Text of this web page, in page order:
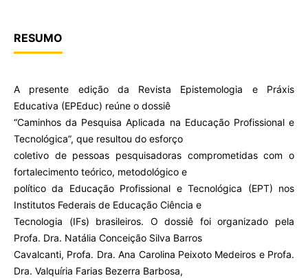
RESUMO
A presente edição da Revista Epistemologia e Práxis
Educativa (EPEduc) reúne o dossiê
“Caminhos da Pesquisa Aplicada na Educação Profissional e
Tecnológica”, que resultou do esforço
coletivo de pessoas pesquisadoras comprometidas com o
fortalecimento teórico, metodológico e
político da Educação Profissional e Tecnológica (EPT) nos
Institutos Federais de Educação Ciência e
Tecnologia (IFs) brasileiros. O dossiê foi organizado pela
Profa. Dra. Natália Conceição Silva Barros
Cavalcanti, Profa. Dra. Ana Carolina Peixoto Medeiros e Profa.
Dra. Valquíria Farias Bezerra Barbosa,